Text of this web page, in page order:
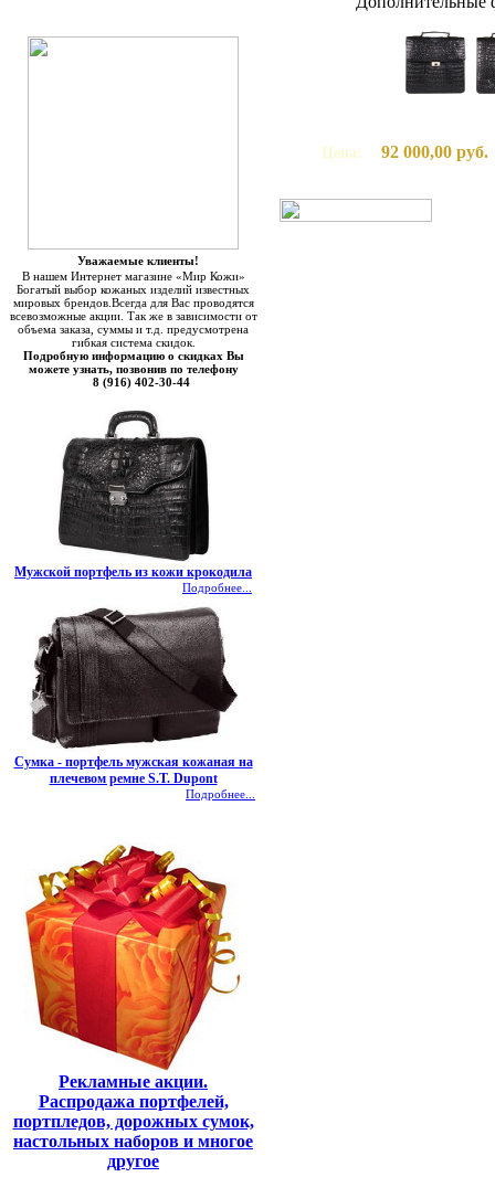
Уважаемые клиенты!
В нашем Интернет магазине «Мир Кожи»
Богатый выбор кожаных изделий известных
мировых брендов.Всегда для Вас проводятся
всевозможные акции. Так же в зависимости от
объема заказа, суммы и т.д. предусмотрена
гибкая система скидок.
Подробную информацию о скидках Вы
можете узнать, позвонив по телефону
8 (916) 402-30-44
Мужской портфель из кожи крокодила
Подробнее...
Сумка - портфель мужская кожаная на
плечевом ремне S.T. Dupont
Подробнее...
Рекламные акции.
Распродажа портфелей,
портпледов, дорожных сумок,
настольных наборов и многое
другое
Цена: 92 000,00 руб.